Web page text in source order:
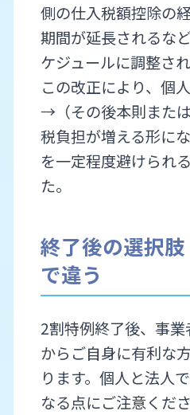
側の仕入税額控除の
期間が延長されるな
ケジュールに調整され
この改正により、個
→（その後本則また
税負担が増える形に
を一定程度避けられ
た。
終了後の選択
で違う
2割特例終了後、事
からご自身に有利な
ります。個人と法人
なる点にご注意くださ